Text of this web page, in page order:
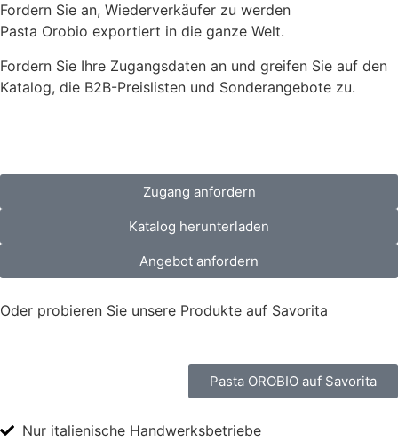
Fordern Sie an, Wiederverkäufer zu werden
Pasta Orobio exportiert in die ganze Welt.
Fordern Sie Ihre Zugangsdaten an und greifen Sie auf den
Katalog, die B2B-Preislisten und Sonderangebote zu.
Zugang anfordern
Katalog herunterladen
Angebot anfordern
Oder probieren Sie unsere Produkte auf Savorita
Pasta OROBIO auf Savorita
Nur italienische Handwerksbetriebe